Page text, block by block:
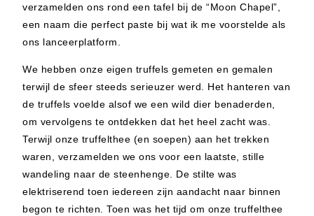
verzamelden ons rond een tafel bij de “Moon Chapel”,
een naam die perfect paste bij wat ik me voorstelde als
ons lanceerplatform.
We hebben onze eigen truffels gemeten en gemalen
terwijl de sfeer steeds serieuzer werd. Het hanteren van
de truffels voelde alsof we een wild dier benaderden,
om vervolgens te ontdekken dat het heel zacht was.
Terwijl onze truffelthee (en soepen) aan het trekken
waren, verzamelden we ons voor een laatste, stille
wandeling naar de steenhenge. De stilte was
elektriserend toen iedereen zijn aandacht naar binnen
begon te richten. Toen was het tijd om onze truffelthee